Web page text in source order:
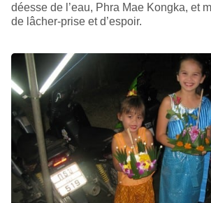
déesse de l’eau, Phra Mae Kongka, et
de lâcher-prise et d’espoir.